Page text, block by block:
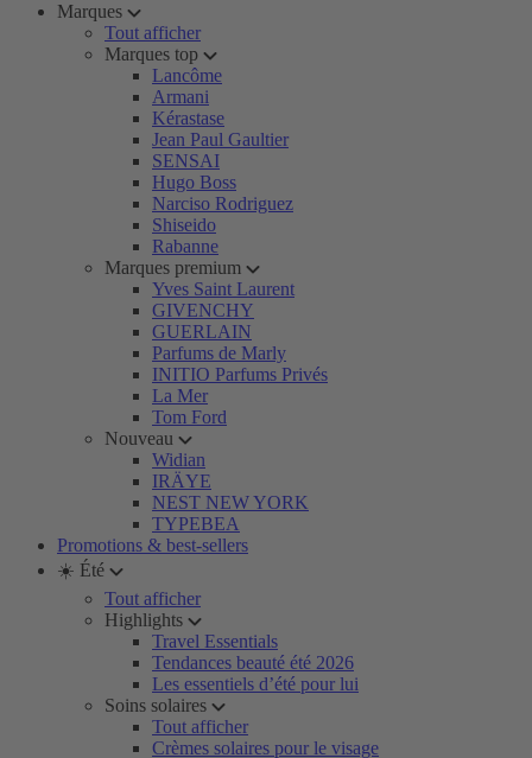
Marques
Tout afficher
Marques top
Lancôme
Armani
Kérastase
Jean Paul Gaultier
SENSAI
Hugo Boss
Narciso Rodriguez
Shiseido
Rabanne
Marques premium
Yves Saint Laurent
GIVENCHY
GUERLAIN
Parfums de Marly
INITIO Parfums Privés
La Mer
Tom Ford
Nouveau
Widian
IRÄYE
NEST NEW YORK
TYPEBEA
Promotions & best-sellers
☀️ Été
Tout afficher
Highlights
Travel Essentials
Tendances beauté été 2026
Les essentiels d’été pour lui
Soins solaires
Tout afficher
Crèmes solaires pour le visage